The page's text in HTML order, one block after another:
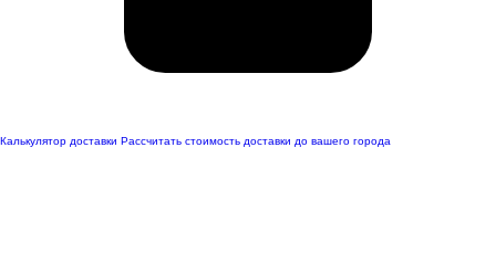
Калькулятор доставки Рассчитать стоимость доставки до вашего города